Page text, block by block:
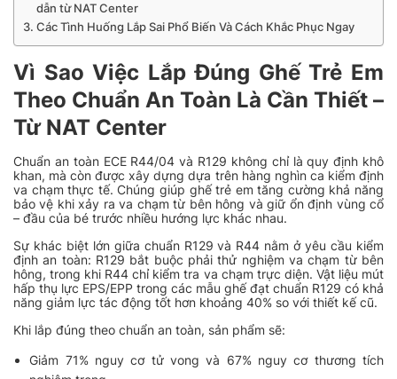
dẫn từ NAT Center
Các Tình Huống Lắp Sai Phổ Biến Và Cách Khắc Phục Ngay
Vì Sao Việc Lắp Đúng Ghế Trẻ Em
Theo Chuẩn An Toàn Là Cần Thiết –
Từ NAT Center
Chuẩn an toàn ECE R44/04 và R129 không chỉ là quy định khô
khan, mà còn được xây dựng dựa trên hàng nghìn ca kiểm định
va chạm thực tế. Chúng giúp ghế trẻ em tăng cường khả năng
bảo vệ khi xảy ra va chạm từ bên hông và giữ ổn định vùng cổ
– đầu của bé trước nhiều hướng lực khác nhau.
Sự khác biệt lớn giữa chuẩn R129 và R44 nằm ở yêu cầu kiểm
định an toàn: R129 bắt buộc phải thử nghiệm va chạm từ bên
hông, trong khi R44 chỉ kiểm tra va chạm trực diện. Vật liệu mút
hấp thụ lực EPS/EPP trong các mẫu ghế đạt chuẩn R129 có khả
năng giảm lực tác động tốt hơn khoảng 40% so với thiết kế cũ.
Khi lắp đúng theo chuẩn an toàn, sản phẩm sẽ:
Giảm 71% nguy cơ tử vong và 67% nguy cơ thương tích